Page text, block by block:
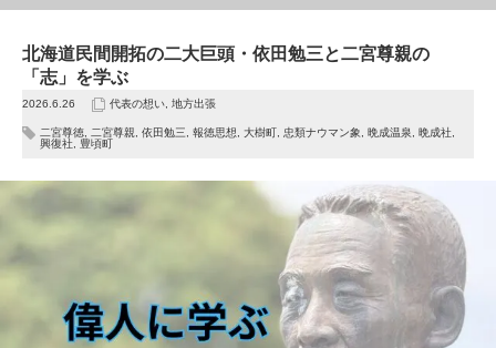
北海道民間開拓の二大巨頭・依田勉三と二宮尊親の
「志」を学ぶ
2026.6.26 代表の想い, 地方出張
二宮尊徳, 二宮尊親, 依田勉三, 報徳思想, 大樹町, 忠類ナウマン象, 晩成温泉, 晩成社,
興復社, 豊頃町